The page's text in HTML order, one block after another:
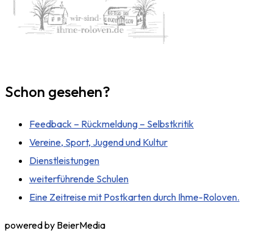
Schon gesehen?
Feedback – Rückmeldung – Selbstkritik
Vereine, Sport, Jugend und Kultur
Dienstleistungen
weiterführende Schulen
Eine Zeitreise mit Postkarten durch Ihme-Roloven.
powered by BeierMedia